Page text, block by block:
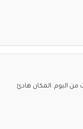
اليوم. المكان هادئ